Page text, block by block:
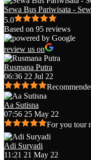
Sewa Bus Pariwisata -
5.0
Based on 95 reviews
review us on
Rusmana Putra
06:36 22 Jul 22
Aa Sutisna
07:56 25 May 22
For you tour
Adi Suryadi
11:21 21 May 22